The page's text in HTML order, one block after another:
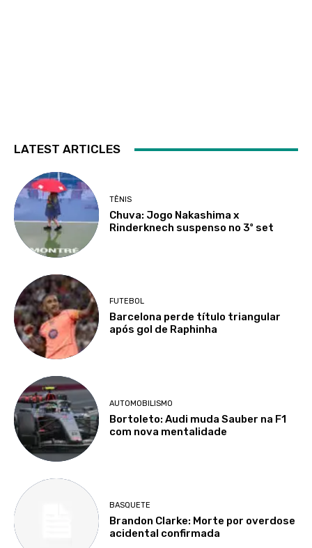
LATEST ARTICLES
TÊNIS
Chuva: Jogo Nakashima x
Rinderknech suspenso no 3º set
FUTEBOL
Barcelona perde título triangular
após gol de Raphinha
AUTOMOBILISMO
Bortoleto: Audi muda Sauber na F1
com nova mentalidade
BASQUETE
Brandon Clarke: Morte por overdose
acidental confirmada